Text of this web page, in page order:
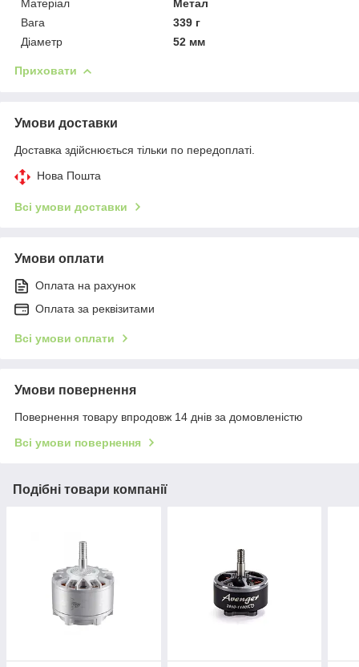
Матеріал
Метал
Вага
339 г
Діаметр
52 мм
Приховати
Умови доставки
Доставка здійснюється тільки по передоплаті.
Нова Пошта
Всі умови доставки
Умови оплати
Оплата на рахунок
Оплата за реквізитами
Всі умови оплати
Умови повернення
Повернення товару впродовж 14 днів за домовленістю
Всі умови повернення
Подібні товари компанії